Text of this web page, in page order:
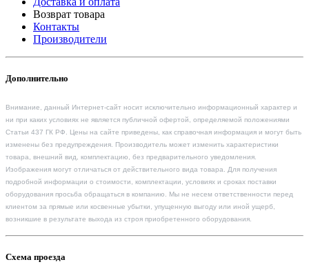
Возврат товара
Контакты
Производители
Дополнительно
Внимание, данный Интернет-сайт носит исключительно информационный характер и
ни при каких условиях не является публичной офертой, определяемой положениями
Статьи 437 ГК РФ. Цены на сайте приведены, как справочная информация и могут быть
изменены без предупреждения. Производитель может изменить характеристики
товара, внешний вид, комплектацию, без предварительного уведомления.
Изображения могут отличаться от действительного вида товара. Для получения
подробной информации о стоимости, комплектации, условиях и сроках поставки
оборудования просьба обращаться в компанию. Мы не несем ответственности перед
клиентом за прямые или косвенные убытки, упущенную выгоду или иной ущерб,
возникшие в результате выхода из строя приобретенного оборудования.
Схема проезда